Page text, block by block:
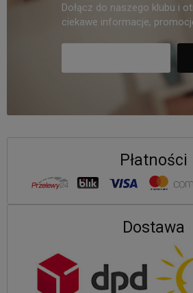
Dołącz do naszego klubu i
ciekawe informacje,
Płatności
Dostawa